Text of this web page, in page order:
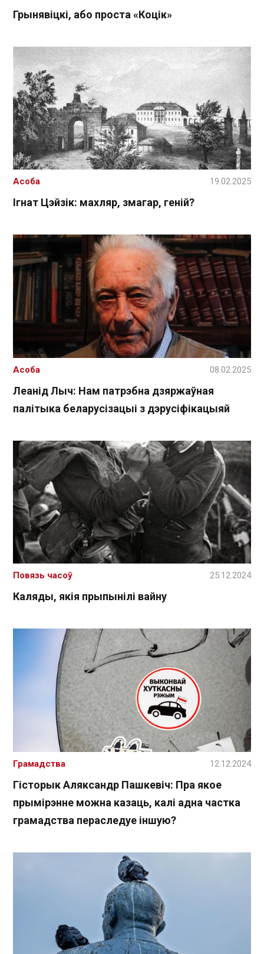
Грынявіцкі, або проста «Коцік»
Ігнат Цэйзік: махляр, змагар, геній?
Асоба 19.02.2025
Леанід Лыч: Нам патрэбна дзяржаўная
палітыка беларусізацыі з дэрусіфікацыяй
Асоба 08.02.2025
Каляды, якія прыпынілі вайну
Повязь часоў 25.12.2024
Гісторык Аляксандр Пашкевіч: Пра якое
прымірэнне можна казаць, калі адна частка
грамадства пераследуе іншую?
Грамадства 12.12.2024